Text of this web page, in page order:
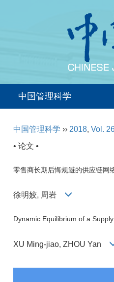
中国管理科学
中国管理科学 ›› 2018, Vol.
• 论文 •
零售商长期后悔规避的供应链网
徐明姣, 周岩
Dynamic Equilibrium of a
XU Ming-jiao, ZHOU Yan